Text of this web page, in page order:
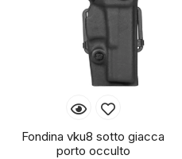
Fondina vku8 sotto giacca
porto occulto